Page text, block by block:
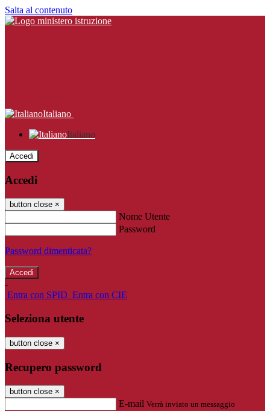
Salta al contenuto
Italiano
Italiano
Accedi
Accedi
button close ×
Nome Utente
Password
Password dimenticata?
-
Entra con SPID Entra con CIE
Seleziona utente
button close ×
Recupero password
button close ×
E-mail Verrà inviato un messaggio